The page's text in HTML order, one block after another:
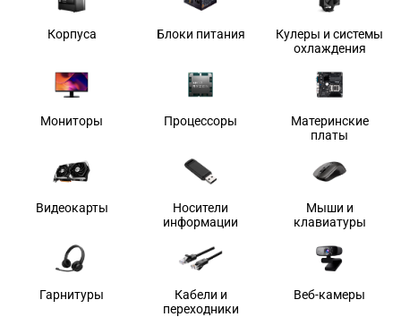
Корпуса Блоки питания
Кулеры и системы
охлаждения
Мониторы Процессоры
Материнские
платы
Видеокарты
Носители
информации
Мыши и
клавиатуры
Гарнитуры
Кабели и
переходники
Веб-камеры